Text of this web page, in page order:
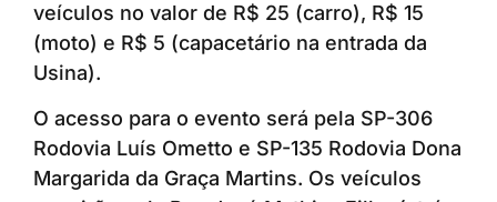
veículos no valor de R$ 25 (carro), R$ 15
(moto) e R$ 5 (capacetário na entrada da
Usina).
O acesso para o evento será pela SP-306
Rodovia Luís Ometto e SP-135 Rodovia Dona
Margarida da Graça Martins. Os veículos